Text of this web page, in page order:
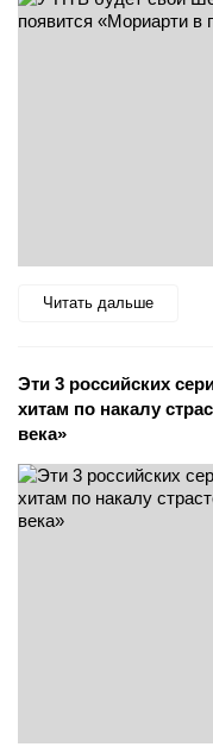
Читать дальше
Эти 3 российских
хитам по накалу
века»